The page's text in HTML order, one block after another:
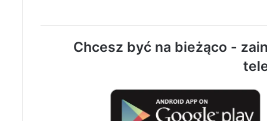
Chcesz być na bieżąco -